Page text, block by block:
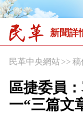
新聞詳
民革中央網站>> 稿
區捷委員
一“三篇文